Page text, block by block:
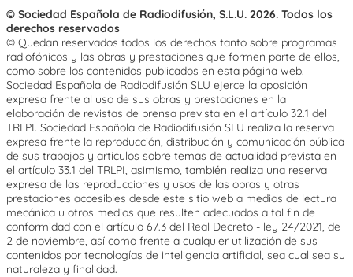
© Sociedad Española de Radiodifusión, S.L.U. 2026. Todos los
derechos reservados
© Quedan reservados todos los derechos tanto sobre programas
radiofónicos y las obras y prestaciones que formen parte de ellos,
como sobre los contenidos publicados en esta página web.
Sociedad Española de Radiodifusión SLU ejerce la oposición
expresa frente al uso de sus obras y prestaciones en la
elaboración de revistas de prensa prevista en el artículo 32.1 del
TRLPI. Sociedad Española de Radiodifusión SLU realiza la reserva
expresa frente la reproducción, distribución y comunicación pública
de sus trabajos y artículos sobre temas de actualidad prevista en
el artículo 33.1 del TRLPI, asimismo, también realiza una reserva
expresa de las reproducciones y usos de las obras y otras
prestaciones accesibles desde este sitio web a medios de lectura
mecánica u otros medios que resulten adecuados a tal fin de
conformidad con el artículo 67.3 del Real Decreto - ley 24/2021, de
2 de noviembre, así como frente a cualquier utilización de sus
contenidos por tecnologías de inteligencia artificial, sea cual sea su
naturaleza y finalidad.